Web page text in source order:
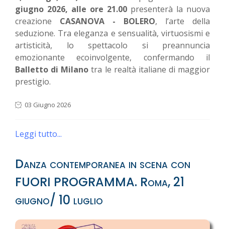
giugno 2026, alle ore 21.00 presenterà la nuova
creazione CASANOVA - BOLERO, l’arte della
seduzione. Tra eleganza e sensualità, virtuosismi e
artisticità, lo spettacolo si preannuncia
emozionante ecoinvolgente, confermando il
Balletto di Milano tra le realtà italiane di maggior
prestigio.
03 Giugno 2026
Leggi tutto...
Danza contemporanea in scena con
FUORI PROGRAMMA. Roma, 21
giugno/ 10 luglio